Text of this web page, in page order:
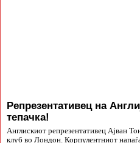
Репрезентативец на
тепачка!
Англискиот репрезентативец Ајван
клуб во Лондон. Корпулентниот